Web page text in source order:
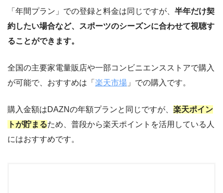
「年間プラン」での登録と料金は同じですが、 半年だけ契
約したい場合など、スポーツのシーズンに合わせて視聴す
ることができます。
全国の主要家電量販店や一部コンビニエンスストアで購入
が可能で、おすすめは「 楽天市場 」での購入です。
購入金額はDAZNの年額プランと同じですが、 楽天ポイン
トが貯まるため、普段から楽天ポイントを活用している人
にはおすすめです。